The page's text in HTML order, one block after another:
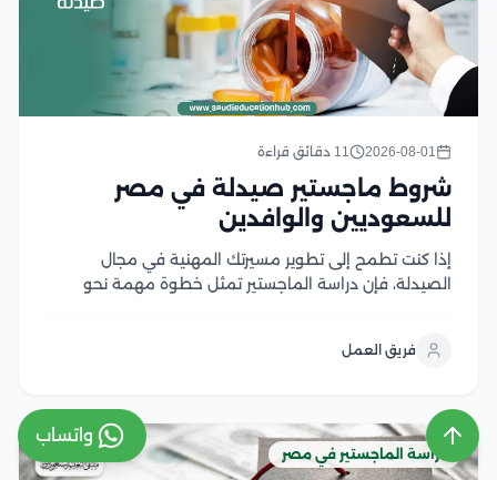
2026-08-01 11 دقائق قراءة
شروط ماجستير صيدلة في مصر
للسعوديين والوافدين
إذا كنت تطمح إلى تطوير مسيرتك المهنية في مجال
الصيدلة، فإن دراسة الماجستير تمثل خطوة مهمة نحو
القبول، والوثائق المطلوبة، وآلية التسجيل في الجامعات...
فريق العمل
دراسة الماجستير في مصر
واتساب